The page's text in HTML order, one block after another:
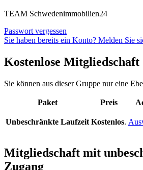
TEAM Schwedenimmobilien24
Passwort vergessen
Sie haben bereits ein Konto? Melden Sie
Kostenlose Mitgliedschaft
Sie können aus dieser Gruppe nur eine
Paket Preis
Unbeschränkte Laufzeit Kostenlos.
Mitgliedschaft mit
Zugang